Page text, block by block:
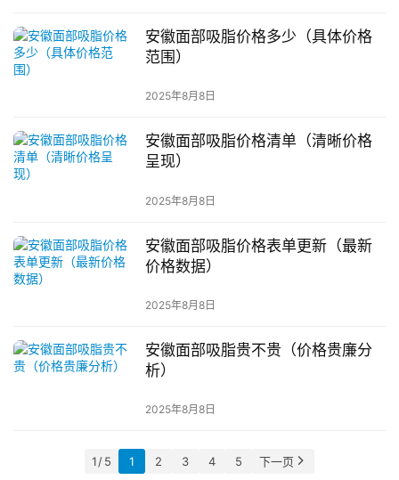
安徽面部吸脂价格多少（具体价格
范围）
2025年8月8日
安徽面部吸脂价格清单（清晰价格
呈现）
2025年8月8日
安徽面部吸脂价格表单更新（最新
价格数据）
2025年8月8日
安徽面部吸脂贵不贵（价格贵廉分
析）
2025年8月8日
1 / 5 1 2 3 4 5 下一页